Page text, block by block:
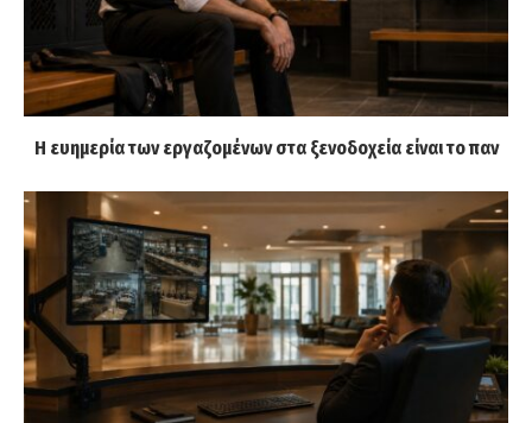
Η ευημερία των εργαζομένων στα ξενοδοχεία είναι το παν